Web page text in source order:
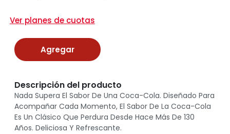
Ver planes de cuotas
Agregar
Descripción del producto
Nada Supera El Sabor De Una Coca-Cola. Diseñado Para
Acompañar Cada Momento, El Sabor De La Coca-Cola
Es Un Clásico Que Perdura Desde Hace Más De 130
Años. Deliciosa Y Refrescante.